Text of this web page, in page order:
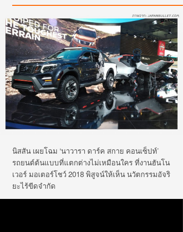
นิสสัน เผยโฉม ‘นาวารา ดาร์ค สกาย คอนเซ็ปท์’
รถยนต์ต้นแบบที่แตกต่างไม่เหมือนใคร ที่งานฮันโน
เวอร์ มอเตอร์โชว์ 2018 พิสูจน์ให้เห็น นวัตกรรมอัจริ
ยะไร้ขีดจำกัด